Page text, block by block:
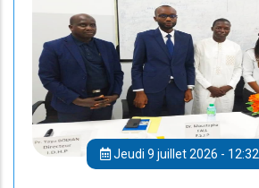
Jeudi 9 juillet 2026 - 12:32